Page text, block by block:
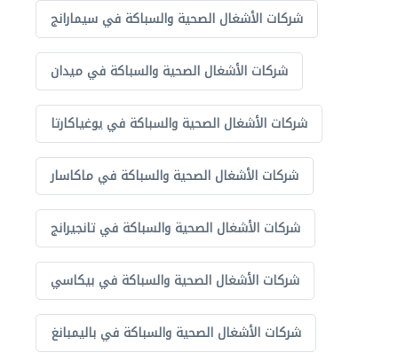
شركات الأشغال الصحية والسباكة في سيمارانج
شركات الأشغال الصحية والسباكة في ميدان
شركات الأشغال الصحية والسباكة في يوغياكارتا
شركات الأشغال الصحية والسباكة في ماكاسار
شركات الأشغال الصحية والسباكة في تانجيرانج
شركات الأشغال الصحية والسباكة في بيكاسي
شركات الأشغال الصحية والسباكة في باليمبانغ